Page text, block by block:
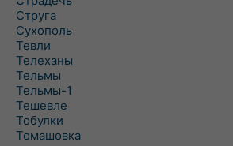
Струга
Сухополь
Тевли
Телеханы
Тельмы
Тельмы-1
Тешевле
Тобулки
Томашовка